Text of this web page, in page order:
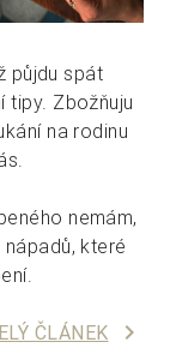
půjdu spát
tipy. Zbožňuju
na rodinu
nemám,
které
ČLÁNEK keyboard_arrow_right